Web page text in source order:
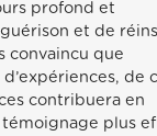
profond et
et de
convaincu que
de
contribuera en
témoignage plus